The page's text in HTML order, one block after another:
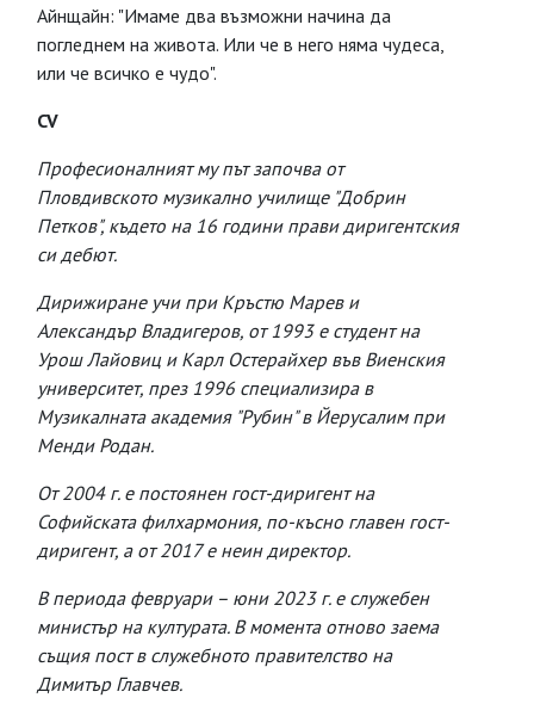
Айнщайн: "Имаме два възможни начина да
погледнем на живота. Или че в него няма чудеса,
или че всичко е чудо".
CV
Професионалният му път започва от
Пловдивското музикално училище "Добрин
Петков", където на 16 години прави диригентския
си дебют.
Дирижиране учи при Кръстю Марев и
Александър Владигеров, от 1993 е студент на
Урош Лайовиц и Карл Остерайхер във Виенския
университет, през 1996 специализира в
Музикалната академия "Рубин" в Йерусалим при
Менди Родан.
От 2004 г. е постоянен гост-диригент на
Софийската филхармония, по-късно главен гост-
диригент, а от 2017 е неин директор.
В периода февруари – юни 2023 г. е служебен
министър на културата. В момента отново заема
същия пост в служебното правителство на
Димитър Главчев.